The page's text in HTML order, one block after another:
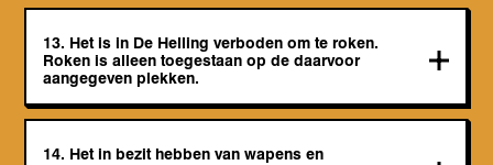
13. Het is in De Helling verboden om te roken.
Roken is alleen toegestaan op de daarvoor
aangegeven plekken.
14. Het in bezit hebben van wapens en